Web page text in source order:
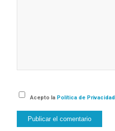
Acepto la Política de Privacidad